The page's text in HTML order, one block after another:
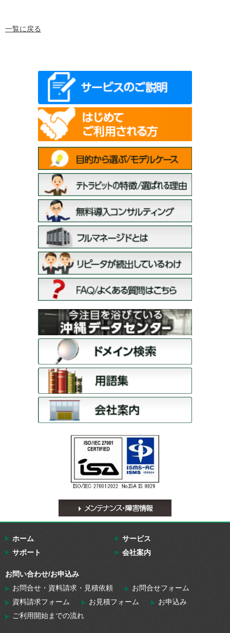
一覧に戻る
ホーム
サービス
サポート
会社案内
お問い合わせ/お申込み
お問合せ・資料請求・見積依頼
お問合せフォーム
資料請求フォーム
お見積フォーム
お申込み
ご利用開始までの流れ